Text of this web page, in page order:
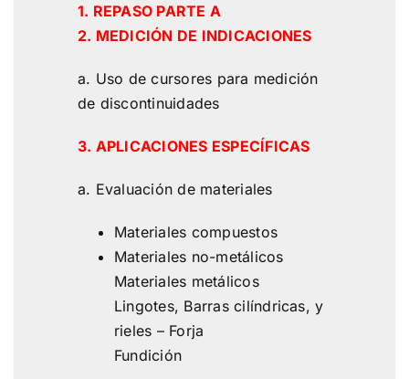
1. REPASO PARTE A
2. MEDICIÓN DE INDICACIONES
a. Uso de cursores para medición
de discontinuidades
3. APLICACIONES ESPECÍFICAS
a. Evaluación de materiales
Materiales compuestos
Materiales no-metálicos
Materiales metálicos
Lingotes, Barras cilíndricas, y
rieles – Forja
Fundición